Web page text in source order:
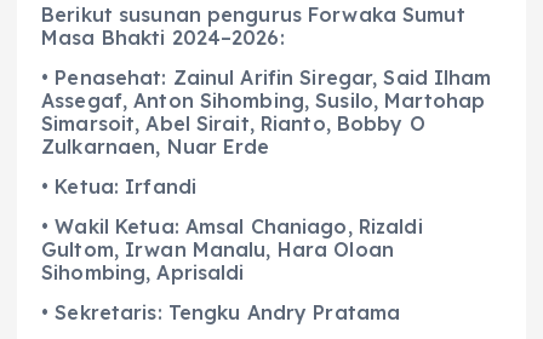
Berikut susunan pengurus Forwaka Sumut
Masa Bhakti 2024–2026:
• Penasehat: Zainul Arifin Siregar, Said Ilham
Assegaf, Anton Sihombing, Susilo, Martohap
Simarsoit, Abel Sirait, Rianto, Bobby O
Zulkarnaen, Nuar Erde
• Ketua: Irfandi
• Wakil Ketua: Amsal Chaniago, Rizaldi
Gultom, Irwan Manalu, Hara Oloan
Sihombing, Aprisaldi
• Sekretaris: Tengku Andry Pratama